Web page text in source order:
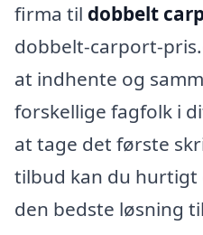
firma til dobbelt
dobbelt-carport-
at indhente og
forskellige fagfolk i
at tage det første
tilbud kan du
den bedste løsning